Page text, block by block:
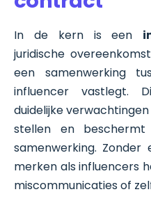
In de kern is een
juridische
een samenwerking
influencer vastlegt.
duidelijke
stellen en
samenwerking.
merken als influencers
miscommunicaties of